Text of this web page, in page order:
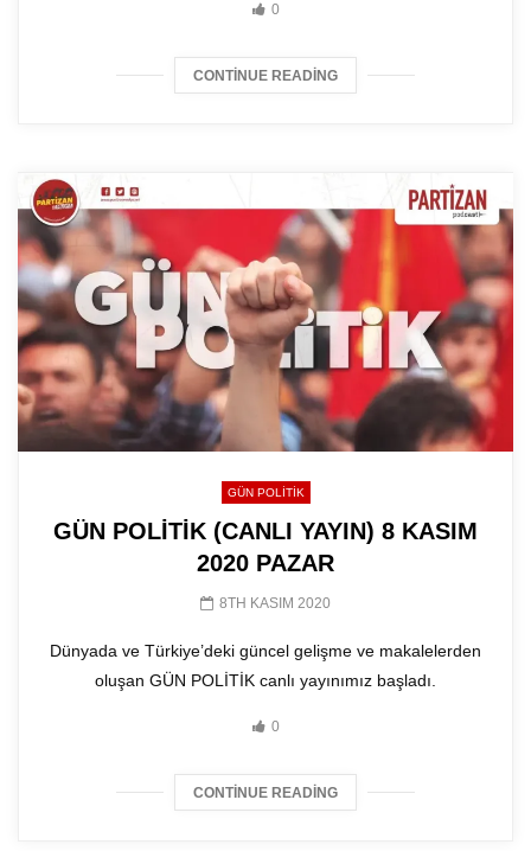
0
CONTINUE READING
GÜN POLITIK
GÜN POLİTİK (CANLI YAYIN) 8 KASIM
2020 PAZAR
8TH KASIM 2020
Dünyada ve Türkiye’deki güncel gelişme ve makalelerden
oluşan GÜN POLİTİK canlı yayınımız başladı.
0
CONTINUE READING